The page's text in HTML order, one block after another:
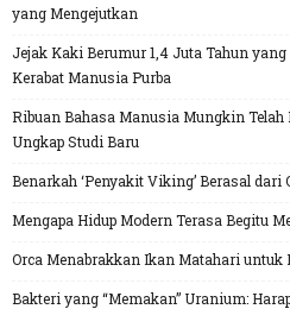
yang Mengejutkan
Jejak Kaki Berumur 1,4 Juta Tahun
Kerabat Manusia Purba
Ribuan Bahasa Manusia Mungkin Telah
Ungkap Studi Baru
Benarkah ‘Penyakit Viking’ Berasal dari
Mengapa Hidup Modern Terasa Begitu
Orca Menabrakkan Ikan Matahari untuk
Bakteri yang “Memakan” Uranium: